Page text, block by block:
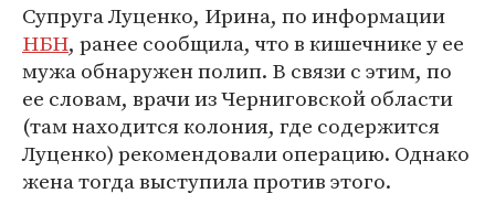
Супруга Луценко, Ирина, по информации
НБН, ранее сообщила, что в кишечнике у ее
мужа обнаружен полип. В связи с этим, по
ее словам, врачи из Черниговской области
(там находится колония, где содержится
Луценко) рекомендовали операцию. Однако
жена тогда выступила против этого.